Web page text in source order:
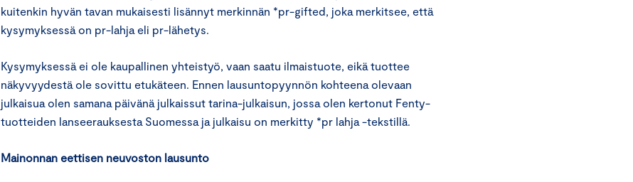
kuitenkin hyvän tavan mukaisesti lisännyt merkinnän *pr-gifted, joka merkitsee, että
kysymyksessä on pr-lahja eli pr-lähetys.
Kysymyksessä ei ole kaupallinen yhteistyö, vaan saatu ilmaistuote, eikä tuottee
näkyvyydestä ole sovittu etukäteen. Ennen lausuntopyynnön kohteena olevaan
julkaisua olen samana päivänä julkaissut tarina-julkaisun, jossa olen kertonut Fenty-
tuotteiden lanseerauksesta Suomessa ja julkaisu on merkitty *pr lahja -tekstillä.
Mainonnan eettisen neuvoston lausunto